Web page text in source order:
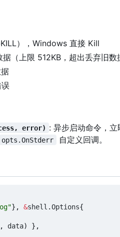
） ， Windows 直接 Kill
（上限 512KB， 超出丢弃旧数
error) : 异步启动命令，立
opts.OnStderr 自定义回调。
}, &shell .Options{
, data)
},